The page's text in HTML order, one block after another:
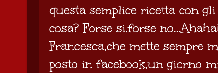
questa semplice ricetta con
cosa? Forse si,forse
Francesca,che mette sempre
posto in facebook,un giorno